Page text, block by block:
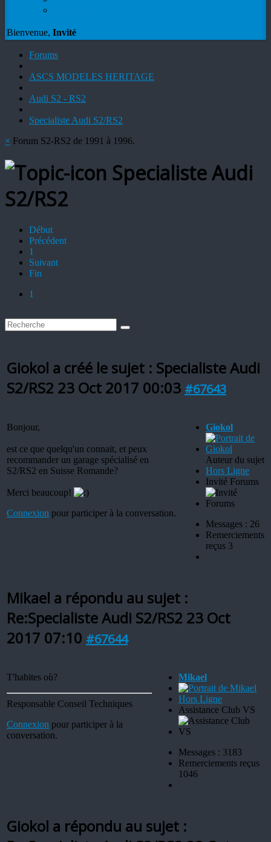
Bienvenue, Invité
Forums
ASCS MODELES HERITAGE
Audi S2 - RS2
Specialiste Audi S2/RS2
× Forum S2-RS2 de 1991 à 1996.
Specialiste Audi
S2/RS2
Début
Précédent
1
Suivant
Fin
1
Giokol a créé le sujet : Specialiste Audi
S2/RS2 23 Oct 2017 00:03 #67643
Bonjour,
est ce que quelqu'un connait, et peux
recommander un garage spécialisé en
S2/RS2 en Suisse Romande?
Merci beaucoup!
Connexion pour participer à la conversation.
Giokol
Auteur du sujet
Hors Ligne
Invité Forums
Messages : 26
Remerciements
reçus 3
Mikael a répondu au sujet :
Re:Specialiste Audi S2/RS2 23 Oct
2017 07:10 #67644
T'habites où?
Responsable Conseil Techniques
Connexion pour participer à la
conversation.
Mikael
Hors Ligne
Assistance Club VS
Messages : 3183
Remerciements reçus
1046
Giokol a répondu au sujet :